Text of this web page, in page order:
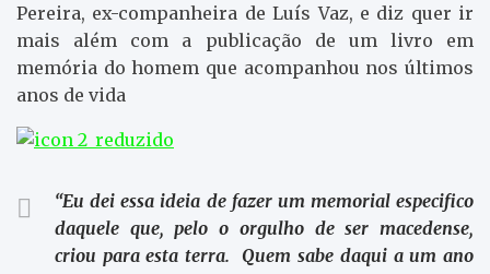
Pereira, ex-companheira de Luís Vaz, e diz quer ir
mais além com a publicação de um livro em
memória do homem que acompanhou nos últimos
anos de vida
“Eu dei essa ideia de fazer um memorial especifico
daquele que, pelo o orgulho de ser macedense,
criou para esta terra. Quem sabe daqui a um ano